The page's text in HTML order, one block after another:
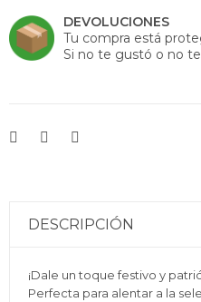
DEVOLUCIONES
Tu compra está
Si no te gustó o no
DESCRIPCIÓN
¡Dale un toque festivo y
Perfecta para alentar a la